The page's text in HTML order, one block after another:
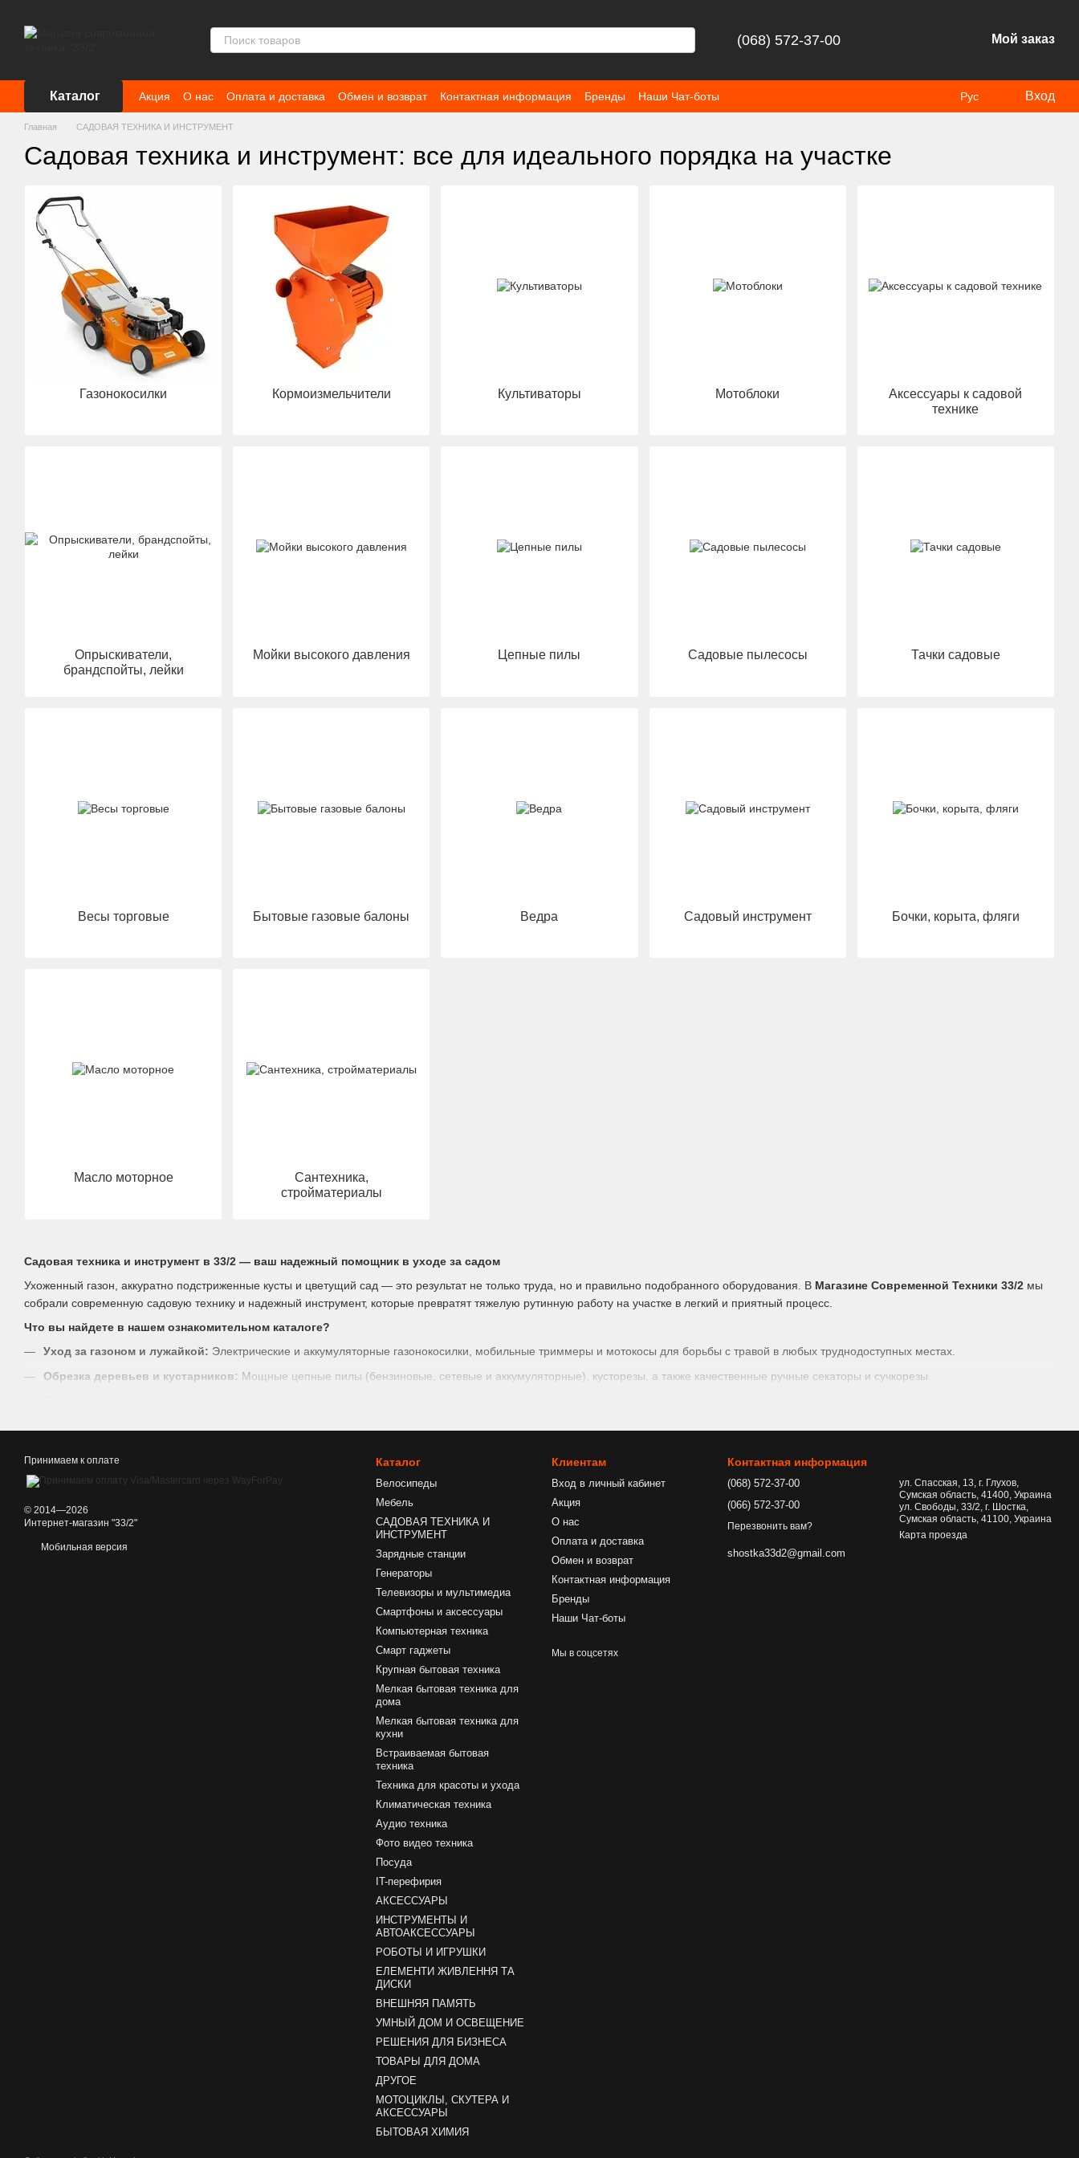
(068) 572-37-00 Мой заказ
Каталог Акция О нас Оплата и доставка Обмен и возврат Контактная информация Бренды Наши Чат-боты Рус Вход
Главная САДОВАЯ ТЕХНИКА И ИНСТРУМЕНТ
Садовая техника и инструмент: все для идеального порядка на участке
Садовая техника и инструмент в 33/2 — ваш надежный помощник в уходе за садом
Ухоженный газон, аккуратно подстриженные кусты и цветущий сад — это результат не только труда, но и правильно подобранного оборудования. В Магазине Современной Техники 33/2 мы
собрали современную садовую технику и надежный инструмент, которые превратят тяжелую рутинную работу на участке в легкий и приятный процесс.
Что вы найдете в нашем ознакомительном каталоге?
Уход за газоном и лужайкой: Электрические и аккумуляторные газонокосилки, мобильные триммеры и мотокосы для борьбы с травой в любых труднодоступных местах.
Обрезка деревьев и кустарников: Мощные цепные пилы (бензиновые, сетевые и аккумуляторные), кусторезы, а также качественные ручные секаторы и сучкорезы.
Выбирайте проверенную технику от
33/2 и наслаждайтесь красотой своего сада!
Газонокосилки Кормоизмельчители Культиваторы Мотоблоки
Аксессуары к садовой
технике
Опрыскиватели,
брандспойты, лейки
Мойки высокого давления Цепные пилы Садовые пылесосы Тачки садовые
Весы торговые Бытовые газовые балоны Ведра Садовый инструмент Бочки, корыта, фляги
Масло моторное
Сантехника,
стройматериалы
Принимаем к оплате
© 2014—2026
Интернет-магазин "33/2"
Мобильная версия
Каталог
Велосипеды
Мебель
САДОВАЯ ТЕХНИКА И
ИНСТРУМЕНТ
Зарядные станции
Генераторы
Телевизоры и мультимедиа
Смартфоны и аксессуары
Компьютерная техника
Смарт гаджеты
Крупная бытовая техника
Мелкая бытовая техника для
дома
Мелкая бытовая техника для
кухни
Встраиваемая бытовая
техника
Техника для красоты и ухода
Климатическая техника
Аудио техника
Фото видео техника
Посуда
IT-перефирия
АКСЕССУАРЫ
ИНСТРУМЕНТЫ И
АВТОАКСЕССУАРЫ
РОБОТЫ И ИГРУШКИ
ЕЛЕМЕНТИ ЖИВЛЕННЯ ТА
ДИСКИ
ВНЕШНЯЯ ПАМЯТЬ
УМНЫЙ ДОМ И ОСВЕЩЕНИЕ
РЕШЕНИЯ ДЛЯ БИЗНЕСА
ТОВАРЫ ДЛЯ ДОМА
ДРУГОЕ
МОТОЦИКЛЫ, СКУТЕРА И
АКСЕССУАРЫ
БЫТОВАЯ ХИМИЯ
Клиентам
Вход в личный кабинет
Акция
О нас
Оплата и доставка
Обмен и возврат
Контактная информация
Бренды
Наши Чат-боты
Мы в соцсетях
Контактная информация
(068) 572-37-00
(066) 572-37-00
Перезвонить вам?
shostka33d2@gmail.com
ул. Спасская, 13, г. Глухов,
Сумская область, 41400, Украина
ул. Свободы, 33/2, г. Шостка,
Сумская область, 41100, Украина
Карта проезда